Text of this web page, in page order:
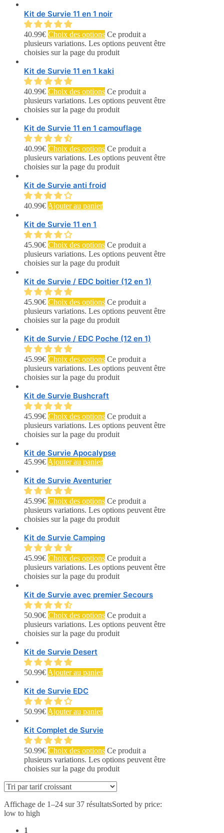
Kit de Survie 11 en 1 noir
40.99€ Choix des options Ce produit a
plusieurs variations. Les options peuvent être
choisies sur la page du produit
Kit de Survie 11 en 1 kaki
40.99€ Choix des options Ce produit a
plusieurs variations. Les options peuvent être
choisies sur la page du produit
Kit de Survie 11 en 1 camouflage
40.99€ Choix des options Ce produit a
plusieurs variations. Les options peuvent être
choisies sur la page du produit
Kit de Survie anti froid
40.99€Ajouter au panier
Kit de Survie 11 en 1
45.90€ Choix des options Ce produit a
plusieurs variations. Les options peuvent être
choisies sur la page du produit
Kit de Survie / EDC boitier (12 en 1)
45.90€ Choix des options Ce produit a
plusieurs variations. Les options peuvent être
choisies sur la page du produit
Kit de Survie / EDC Poche (12 en 1)
45.99€ Choix des options Ce produit a
plusieurs variations. Les options peuvent être
choisies sur la page du produit
Kit de Survie Bushcraft
45.99€ Choix des options Ce produit a
plusieurs variations. Les options peuvent être
choisies sur la page du produit
Kit de Survie Apocalypse
45.99€Ajouter au panier
Kit de Survie Aventurier
45.99€ Choix des options Ce produit a
plusieurs variations. Les options peuvent être
choisies sur la page du produit
Kit de Survie Camping
45.99€ Choix des options Ce produit a
plusieurs variations. Les options peuvent être
choisies sur la page du produit
Kit de Survie avec premier Secours
50.90€ Choix des options Ce produit a
plusieurs variations. Les options peuvent être
choisies sur la page du produit
Kit de Survie Desert
50.99€Ajouter au panier
Kit de Survie EDC
50.99€Ajouter au panier
Kit Complet de Survie
50.99€ Choix des options Ce produit a
plusieurs variations. Les options peuvent être
choisies sur la page du produit
Affichage de 1–24 sur 37 résultatsSorted by price:
low to high
1